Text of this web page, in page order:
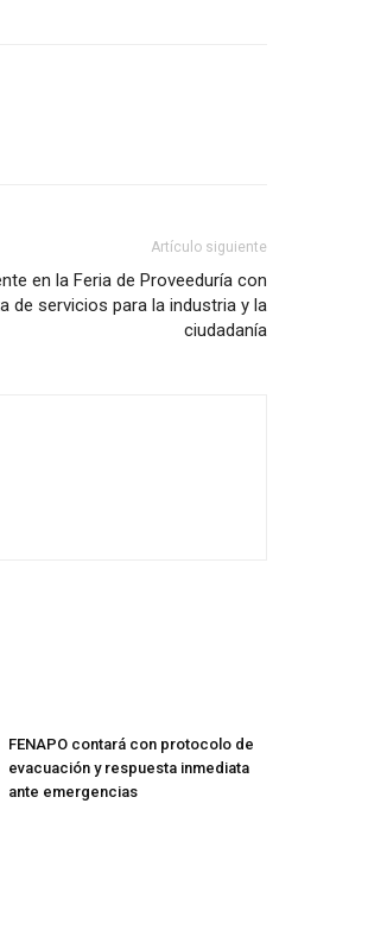
Artículo siguiente
en la Feria de Proveeduría con
de servicios para la industria y la
ciudadanía
FENAPO contará con protocolo de
evacuación y respuesta inmediata
ante emergencias